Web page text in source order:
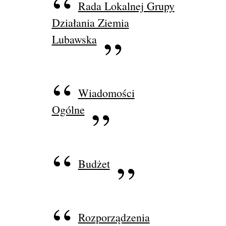
Rada Lokalnej Grupy
Działania Ziemia
Lubawska
Wiadomości
Ogólne
Budżet
Rozporządzenia